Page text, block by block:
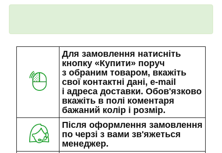
Для замовлення натисніть
кнопку «Купити» поруч
з обраним товаром, вкажіть
свої контактні дані, e-mail
і адреса доставки. Обов'язково
вкажіть в полі коментаря
бажаний колір і розмір.
Після оформлення замовлення
по черзі з вами зв'яжеться
менеджер.